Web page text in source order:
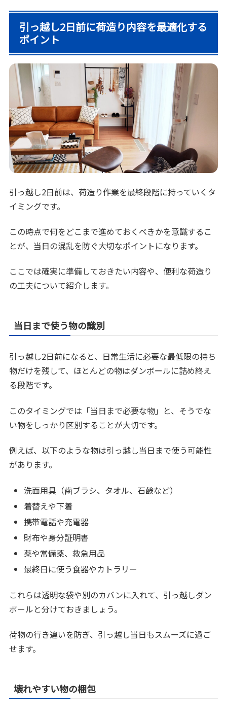
引っ越し2日前に荷造り内容を最適化する
ポイント
引っ越し2日前は、荷造り作業を最終段階に持っていくタ
イミングです。
この時点で何をどこまで進めておくべきかを意識するこ
とが、当日の混乱を防ぐ大切なポイントになります。
ここでは確実に準備しておきたい内容や、便利な荷造り
の工夫について紹介します。
当日まで使う物の識別
引っ越し2日前になると、日常生活に必要な最低限の持ち
物だけを残して、ほとんどの物はダンボールに詰め終え
る段階です。
このタイミングでは「当日まで必要な物」と、そうでな
い物をしっかり区別することが大切です。
例えば、以下のような物は引っ越し当日まで使う可能性
があります。
洗面用具（歯ブラシ、タオル、石鹸など）
着替えや下着
携帯電話や充電器
財布や身分証明書
薬や常備薬、救急用品
最終日に使う食器やカトラリー
これらは透明な袋や別のカバンに入れて、引っ越しダン
ボールと分けておきましょう。
荷物の行き違いを防ぎ、引っ越し当日もスムーズに過ご
せます。
壊れやすい物の梱包